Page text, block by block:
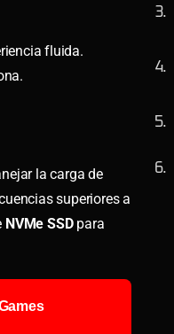
fluida.
la carga de
superiores a
NVMe SSDpara